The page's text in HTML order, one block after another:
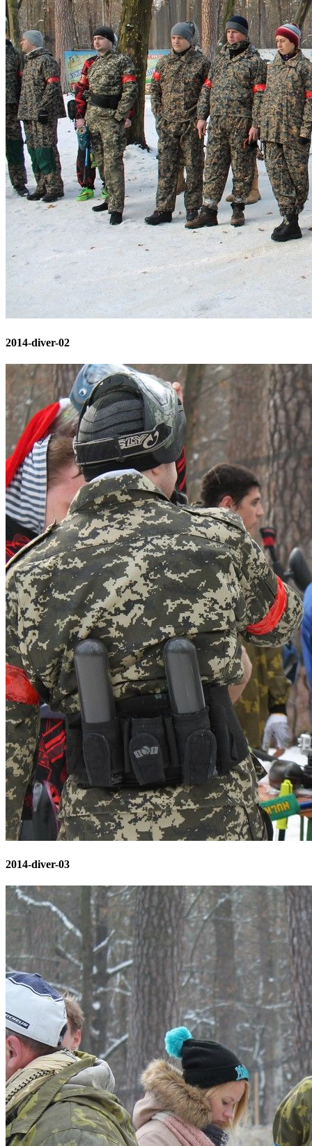
2014-diver-02
2014-diver-03